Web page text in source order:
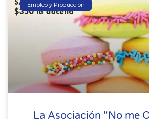
Empleo y Producción
La Asociación “No me